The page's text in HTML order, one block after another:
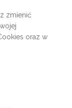
zmienić
oraz w